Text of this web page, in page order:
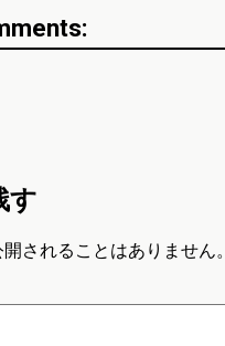
す
されることはありません。